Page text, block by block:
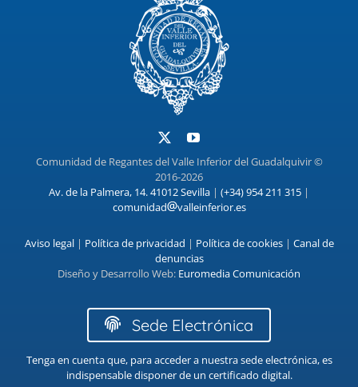
Comunidad de Regantes del Valle Inferior del Guadalquivir ©
2016-2026
Av. de la Palmera, 14. 41012 Sevilla | (+34) 954 211 315 |
comunidad
valleinferior.es
Aviso legal| Política de privacidad | Política de cookies| Canal de
denuncias
Diseño y Desarrollo Web: Euromedia Comunicación
Sede Electrónica
Tenga en cuenta que, para acceder a nuestra sede electrónica, es
indispensable disponer de un certificado digital.